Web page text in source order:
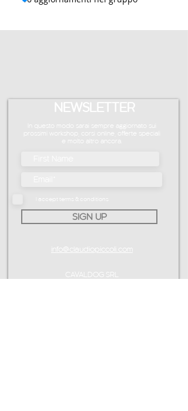
NEWSLETTER
In questo modo sarai sempre aggiornato sui
prossimi workshop, corsi online, offerte speciali
e molto altro ancora.
I accept terms & conditions
SIGN UP
info@claudiopiccoli.com
CAVALDOG SRL